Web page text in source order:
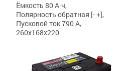
Ёмкость 80 А·ч,
Полярность обратная [- +],
Пусковой ток 790 А,
260x168x220